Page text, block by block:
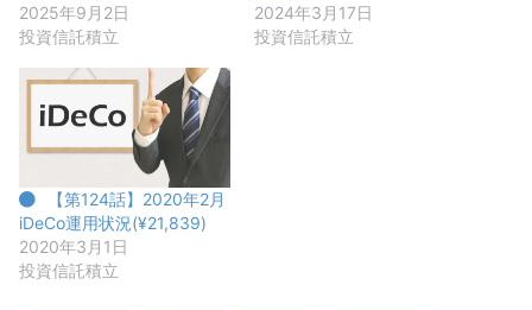
2025年9月2日
投資信託積立
2024年3月17日
投資信託積立
【第124話】2020年2月
iDeCo運用状況(¥21,839)
2020年3月1日
投資信託積立